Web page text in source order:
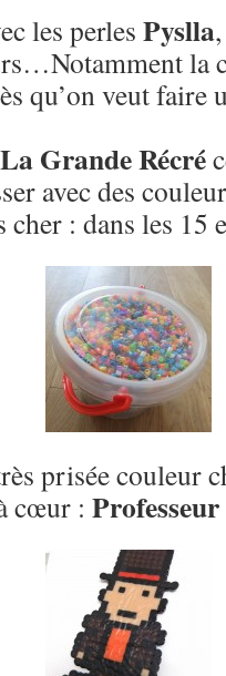
les perles Pyslla
la
qu’on veut faire
La Grande Récré
avec des
cher : dans les 15
prisée couleur
cœur :